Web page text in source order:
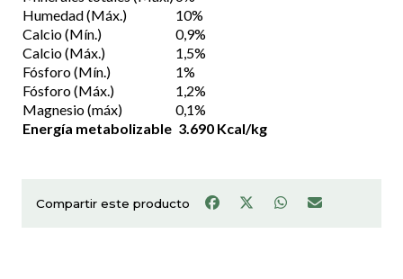
Humedad (Máx.)
10%
Calcio (Mín.)
0,9%
Calcio (Máx.)
1,5%
Fósforo (Mín.)
1%
Fósforo (Máx.)
1,2%
Magnesio (máx)
0,1%
Energía metabolizable 3.690 Kcal/kg
Compartir este producto